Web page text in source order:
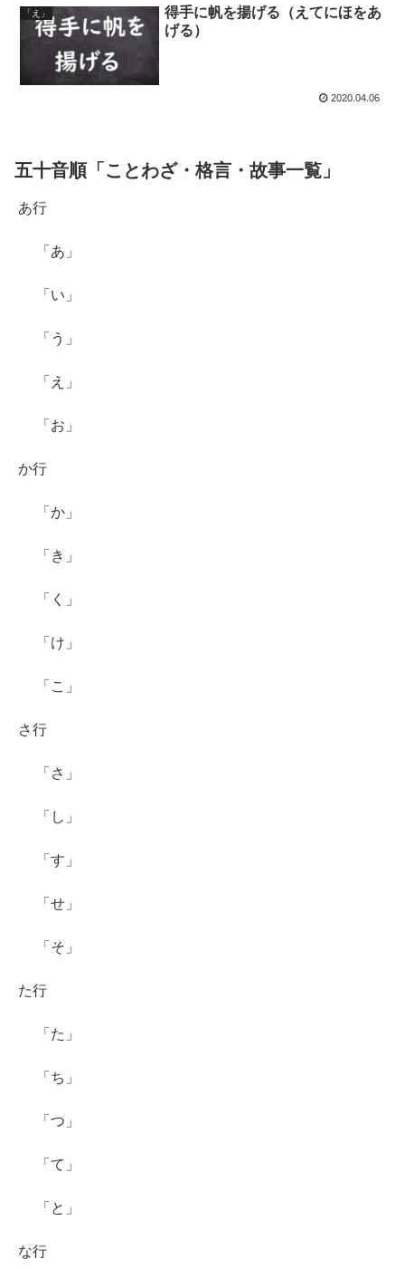
「え」
得手に帆を揚げる（えてにほをあ
げる）
2020.04.06
五十音順「ことわざ・格言・故事一覧」
あ行
「あ」
「い」
「う」
「え」
「お」
か行
「か」
「き」
「く」
「け」
「こ」
さ行
「さ」
「し」
「す」
「せ」
「そ」
た行
「た」
「ち」
「つ」
「て」
「と」
な行